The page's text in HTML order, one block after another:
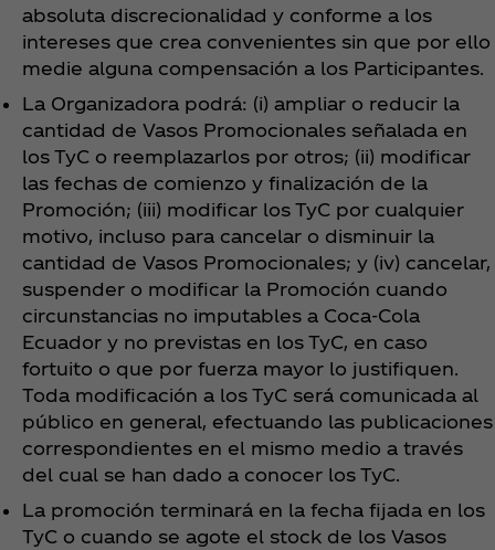
absoluta discrecionalidad y conforme a los
intereses que crea convenientes sin que por ello
medie alguna compensación a los Participantes.
La Organizadora podrá: (i) ampliar o reducir la
cantidad de Vasos Promocionales señalada en
los TyC o reemplazarlos por otros; (ii) modificar
las fechas de comienzo y finalización de la
Promoción; (iii) modificar los TyC por cualquier
motivo, incluso para cancelar o disminuir la
cantidad de Vasos Promocionales; y (iv) cancelar,
suspender o modificar la Promoción cuando
circunstancias no imputables a Coca‑Cola
Ecuador y no previstas en los TyC, en caso
fortuito o que por fuerza mayor lo justifiquen.
Toda modificación a los TyC será comunicada al
público en general, efectuando las publicaciones
correspondientes en el mismo medio a través
del cual se han dado a conocer los TyC.
La promoción terminará en la fecha fijada en los
TyC o cuando se agote el stock de los Vasos